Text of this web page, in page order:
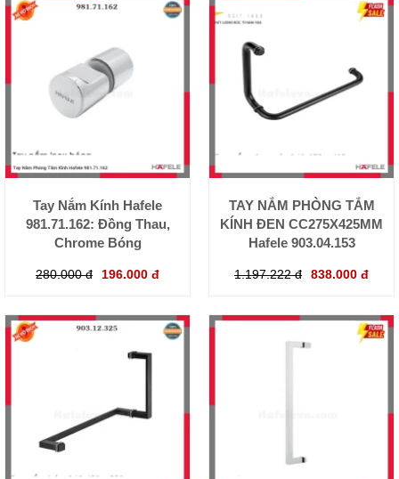
Tay Nắm Kính Hafele
981.71.162: Đồng Thau,
Chrome Bóng
280.000 đ 196.000 đ
TAY NẮM PHÒNG TẮM
KÍNH ĐEN CC275X425MM
Hafele 903.04.153
1.197.222 đ 838.000 đ